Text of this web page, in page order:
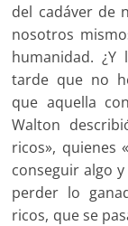
del cadáver de
nosotros
humanidad.
tarde que no
que aquella
Walton
ricos», quienes
conseguir algo
perder lo
ricos, que se